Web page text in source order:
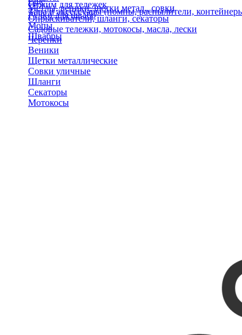
Отжим для тележек
Ручки для швабр
Мопы
Швабры
Метлы, веники, щетки метал., совки
Опрыскиватели, шланги, секаторы
Садовые тележки, мотокосы, масла, лески
Черенки
Веники
Щетки металлические
Совки уличные
Шланги
Секаторы
Мотокосы
Тара и аксессуары (помпы, распылители,